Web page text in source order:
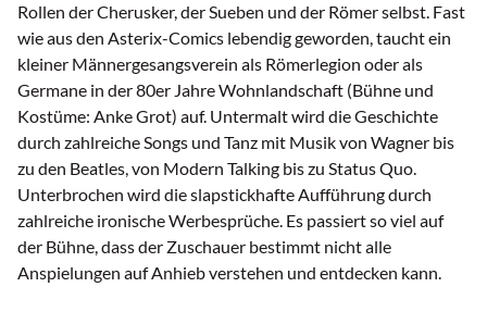
Rollen der Cherusker, der Sueben und der Römer selbst. Fast
wie aus den Asterix-Comics lebendig geworden, taucht ein
kleiner Männergesangsverein als Römerlegion oder als
Germane in der 80er Jahre Wohnlandschaft (Bühne und
Kostüme: Anke Grot) auf. Untermalt wird die Geschichte
durch zahlreiche Songs und Tanz mit Musik von Wagner bis
zu den Beatles, von Modern Talking bis zu Status Quo.
Unterbrochen wird die slapstickhafte Aufführung durch
zahlreiche ironische Werbesprüche. Es passiert so viel auf
der Bühne, dass der Zuschauer bestimmt nicht alle
Anspielungen auf Anhieb verstehen und entdecken kann.